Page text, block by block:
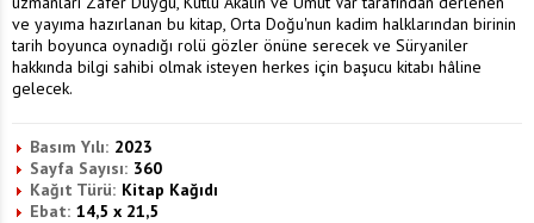
ve yayıma hazırlanan bu kitap, Orta Doğu'nun kadim halklarından birinin
tarih boyunca oynadığı rolü gözler önüne serecek ve Süryaniler
hakkında bilgi sahibi olmak isteyen herkes için başucu kitabı hâline
gelecek.
Basım Yılı: 2023
Sayfa Sayısı: 360
Kağıt Türü: Kitap Kağıdı
Ebat: 14,5 x 21,5